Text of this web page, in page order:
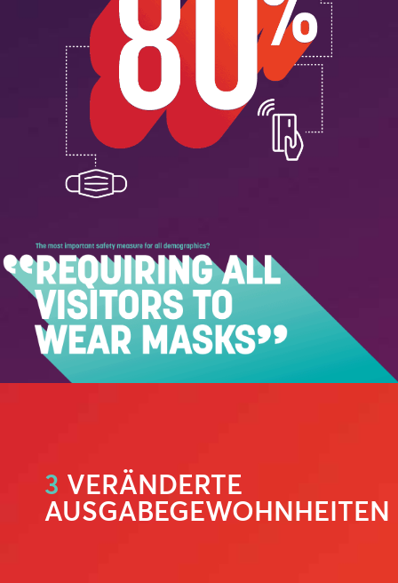
3 VERÄNDERTE
AUSGABEGEWOHNHEITEN